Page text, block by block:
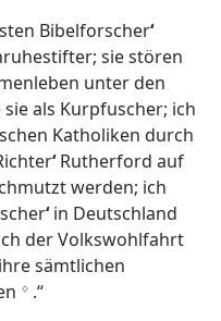
Bibelforscher‘
sie stören
unter den
als Kurpfuscher; ich
Katholiken durch
‘Rutherford auf
werden; ich
‘in Deutschland
der Volkswohlfahrt
sämtlichen
g .“